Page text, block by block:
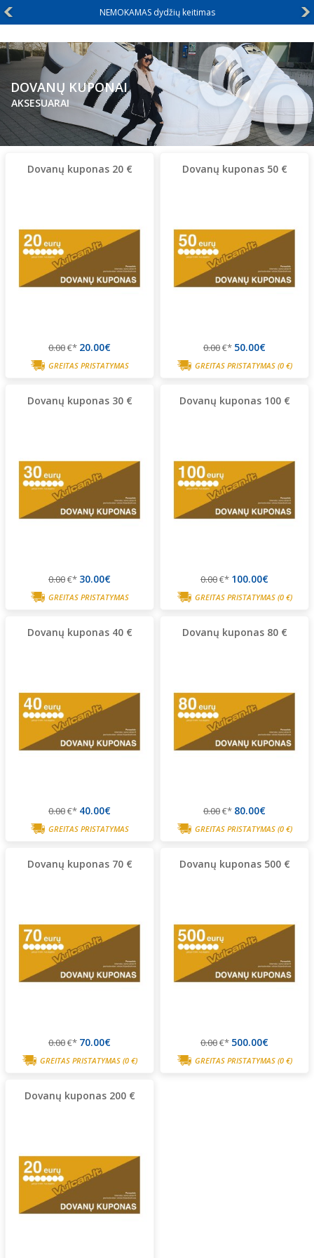
Didelių dydžių rūbai nuo XXL+
DOVANŲ KUPONAI
AKSESUARAI
Dovanų kuponas 20 €
0.00€* 20.00€
GREITAS PRISTATYMAS
Dovanų kuponas 50 €
0.00€* 50.00€
GREITAS PRISTATYMAS (0 €)
Dovanų kuponas 30 €
0.00€* 30.00€
GREITAS PRISTATYMAS
Dovanų kuponas 100 €
0.00€* 100.00€
GREITAS PRISTATYMAS (0 €)
Dovanų kuponas 40 €
0.00€* 40.00€
GREITAS PRISTATYMAS
Dovanų kuponas 80 €
0.00€* 80.00€
GREITAS PRISTATYMAS (0 €)
Dovanų kuponas 70 €
0.00€* 70.00€
GREITAS PRISTATYMAS (0 €)
Dovanų kuponas 500 €
0.00€* 500.00€
GREITAS PRISTATYMAS (0 €)
Dovanų kuponas 200 €